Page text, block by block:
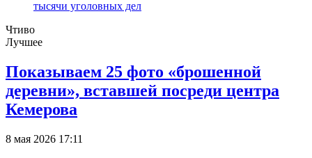
тысячи уголовных дел
Чтиво
Лучшее
Показываем 25 фото «брошенной
деревни», вставшей посреди центра
Кемерова
8 мая 2026 17:11